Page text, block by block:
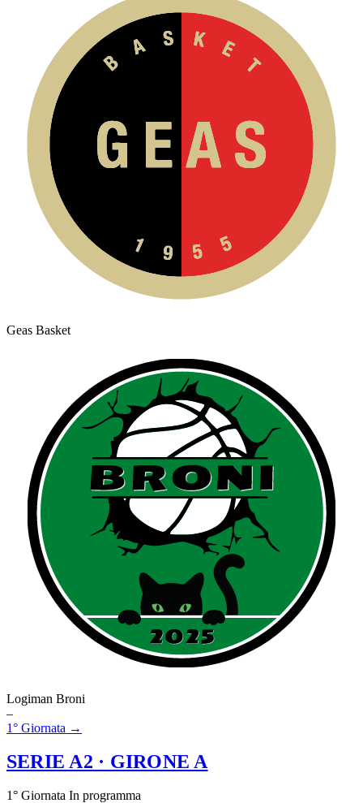
Geas Basket
Logiman Broni
–
1° Giornata →
SERIE A2 · GIRONE A
1° Giornata In programma